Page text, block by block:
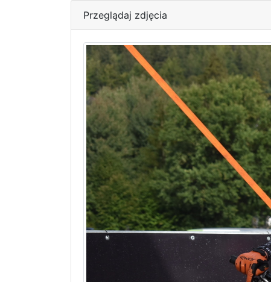
Przeglądaj zdjęcia